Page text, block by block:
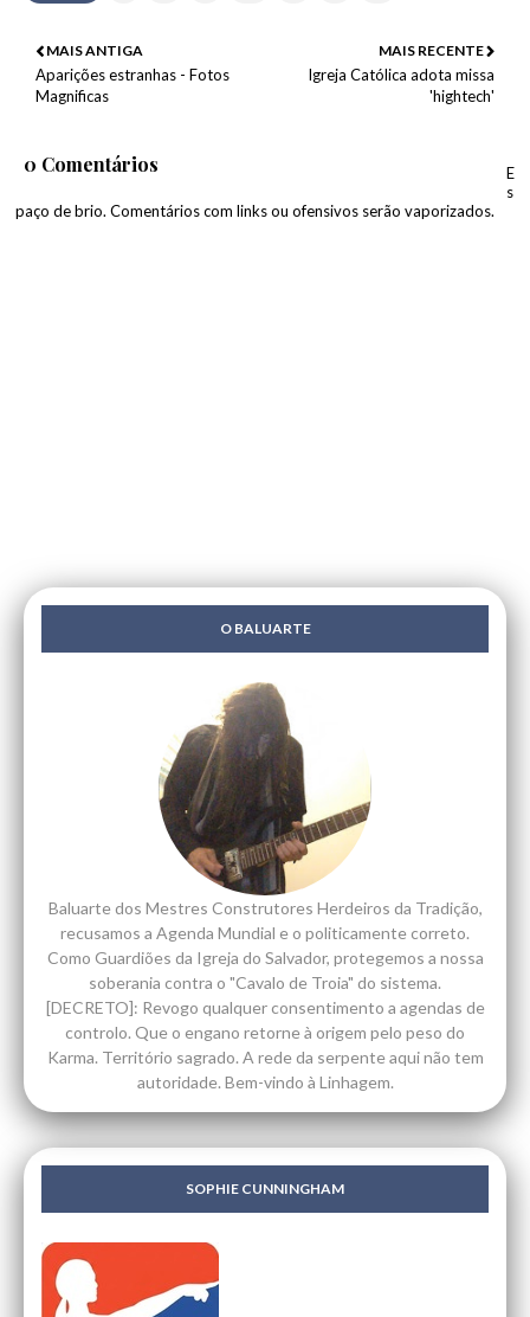
MAIS RECENTE
Igreja Católica adota missa
'hightech'
MAIS ANTIGA
Aparições estranhas - Fotos
Magnificas
0 Comentários
E
s
paço de brio. Comentários com links ou ofensivos serão vaporizados.
O BALUARTE
Baluarte dos Mestres Construtores Herdeiros da Tradição,
recusamos a Agenda Mundial e o politicamente correto.
Como Guardiões da Igreja do Salvador, protegemos a nossa
soberania contra o "Cavalo de Troia" do sistema.
[DECRETO]: Revogo qualquer consentimento a agendas de
controlo. Que o engano retorne à origem pelo peso do
Karma. Território sagrado. A rede da serpente aqui não tem
autoridade. Bem-vindo à Linhagem.
SOPHIE CUNNINGHAM